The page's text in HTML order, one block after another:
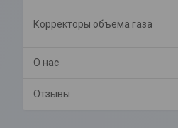
Корректоры объема газа
О нас
Отзывы